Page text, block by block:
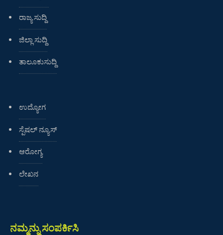
ರಾಜ್ಯ ಸುದ್ದಿ
ಜಿಲ್ಲಾ ಸುದ್ದಿ
ತಾಲೂಕುಸುದ್ದಿ
ಉದ್ಯೋಗ
ಸ್ಪೆಷಲ್ ನ್ಯೂಸ್
ಆರೋಗ್ಯ
ಲೇಖನ
ನಮ್ಮನ್ನು ಸಂಪರ್ಕಿಸಿ